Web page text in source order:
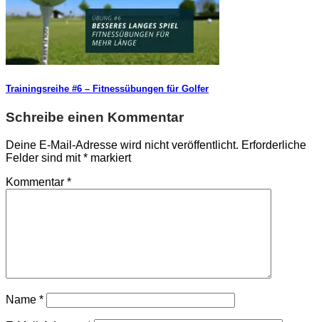
Trainingsreihe #6 – Fitnessübungen für Golfer
Schreibe einen Kommentar
Deine E-Mail-Adresse wird nicht veröffentlicht. Erforderliche
Felder sind mit* markiert
Kommentar *
Name *